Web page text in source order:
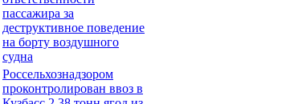
пассажира за
деструктивное поведение
на борту воздушного
судна
Россельхознадзором
проконтролирован ввоз в